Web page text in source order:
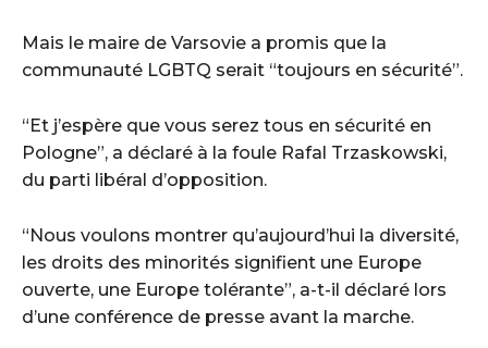
Mais le maire de Varsovie a promis que la
communauté LGBTQ serait “toujours en sécurité”.
“Et j’espère que vous serez tous en sécurité en
Pologne”, a déclaré à la foule Rafal Trzaskowski,
du parti libéral d’opposition.
“Nous voulons montrer qu’aujourd’hui la diversité,
les droits des minorités signifient une Europe
ouverte, une Europe tolérante”, a-t-il déclaré lors
d’une conférence de presse avant la marche.